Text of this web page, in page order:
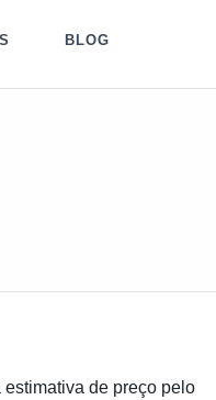
BLOG
de preço pelo